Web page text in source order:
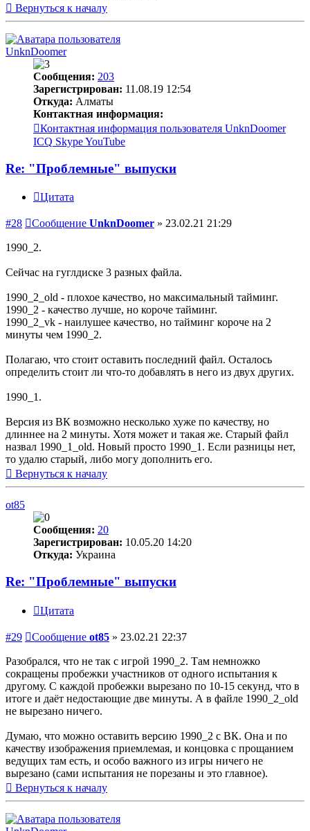
Вернуться к началу
UnknDoomer
Сообщения: 203
Зарегистрирован: 11.08.19 12:54
Откуда: Алматы
Контактная информация:
Контактная информация пользователя UnknDoomer
ICQ SkypeYouTube
Re: "Проблемные" выпуски
Цитата
#28 Сообщение UnknDoomer » 23.02.21 21:29
1990_2.
Сейчас на гуглдиске 3 разных файла.
1990_2_old - плохое качество, но максимальный тайминг.
1990_2 - качество лучше, но короче тайминг.
1990_2_vk - наилушее качество, но тайминг короче на 2
минуты чем 1990_2.
Полагаю, что стоит оставить последний файл. Осталось
определить стоит ли что-то добавлять в него из двух других.
1990_1.
Версия из ВК возможно несколько хуже по качеству, но
длиннее на 2 минуты. Хотя может и такая же. Старый файл
назвал 1990_1_old. Новый просто 1990_1. Если разницы нет,
то удалю старый, либо могу дополнить его.
Вернуться к началу
ot85
Сообщения: 20
Зарегистрирован: 10.05.20 14:20
Откуда: Украина
Re: "Проблемные" выпуски
Цитата
#29 Сообщение ot85 » 23.02.21 22:37
Разобрался, что не так с игрой 1990_2. Там немножко
сокращены пробежки участников от одного испытания к
другому. С каждой пробежки вырезано по 10-15 секунд, что в
итоге и даёт недостающие две минуты. А в файле 1990_2_old
не вырезано ничего.
Думаю, что можно оставить версию 1990_2 с ВК. Она и по
качеству изображения приемлемая, и концовка с прощанием
ведущих там есть, и особо важного из игры ничего не
вырезано (сами испытания не порезаны и это главное).
Вернуться к началу